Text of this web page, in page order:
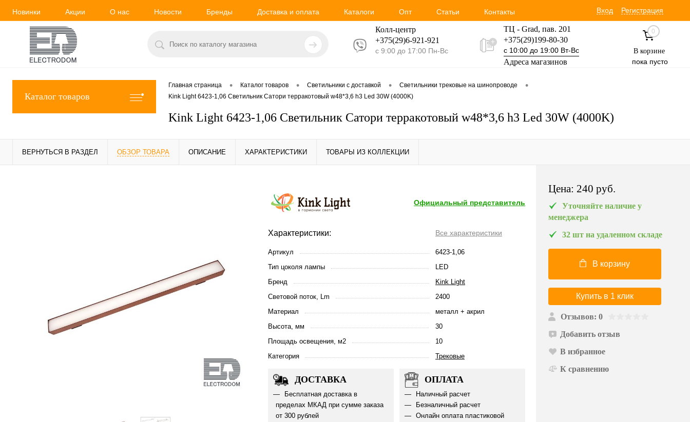
Новинки Акции О нас Новости Бренды Доставка и оплата Каталоги Опт Статьи Контакты Вход Регистрация
Колл-центр
+375(29)6-921-921
с 9:00 до 17:00 Пн-Вс
ТЦ - Grad, пав. 201
+375(29)199-80-30
с 10:00 до 19:00 Вт-Вс
Адреса магазинов
+375(29)354-30-60
0
В корзине
пока пусто
Каталог товаров
Главная страница • Каталог товаров • Светильники с доставкой • Светильники трековые на шинопроводе •
Kink Light 6423-1,06 Светильник Сатори терракотовый w48*3,6 h3 Led 30W (4000K)
Kink Light 6423-1,06 Светильник Сатори терракотовый w48*3,6 h3 Led 30W (4000K)
ВЕРНУТЬСЯ В РАЗДЕЛ ОБЗОР ТОВАРА ОПИСАНИЕ ХАРАКТЕРИСТИКИ ТОВАРЫ ИЗ КОЛЛЕКЦИИ
Официальный представитель
Характеристики: Все характеристики
Артикул
6423-1,06
Тип цоколя лампы
LED
Бренд
Kink Light
Световой поток, Lm
2400
Материал
металл + акрил
Высота, мм
30
Площадь освещения, м2
10
Категория
Трековые
ДОСТАВКА
Бесплатная доставка в
пределах МКАД при сумме заказа
от 300 рублей
ОПЛАТА
Наличный расчет
Безналичный расчет
Онлайн оплата пластиковой
Цена: 240 pуб.
Уточняйте наличие у
менеджера
32 шт на удаленном складе
В корзину
Купить в 1 клик
Отзывов: 0
Добавить отзыв
В избранное
К сравнению